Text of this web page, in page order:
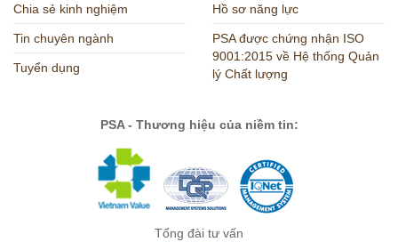
Chia sẻ kinh nghiệm
Tin chuyên ngành
Tuyển dụng
Hồ sơ năng lực
PSA được chứng nhận ISO
9001:2015 về Hệ thống Quản
lý Chất lượng
PSA - Thương hiệu của niềm tin:
Tổng đài tư vấn